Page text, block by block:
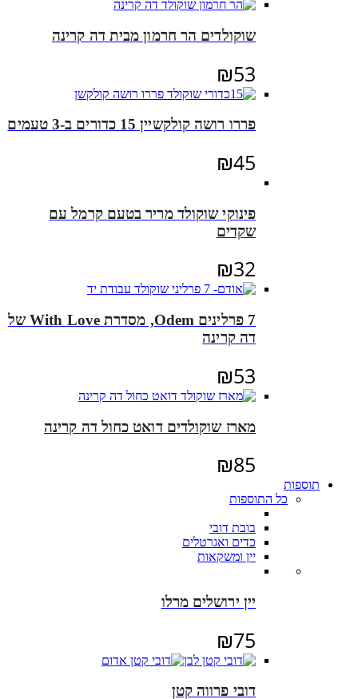
שוקולדים הר חרמון מבית דה קרינה
₪53
פררו רושה קולקשיין 15 כדורים ב-3 טעמים
₪45
פינוקי שוקולד מריר בטעם קרמל עם
שקדים
₪32
7 פרלינים Odem, מסדרת With Love של
דה קרינה
₪53
מארז שוקולדים דואט כחול דה קרינה
₪85
תוספות
כל התוספות
בובת דובי
כדים ואגרטלים
יין ומשקאות
יין ירושלים מרלו
₪75
דובי פרווה קטן